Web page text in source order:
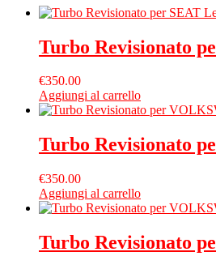
Turbo Revisionato
€350.00
Aggiungi al carrello
Turbo Revisionato
€350.00
Aggiungi al carrello
Turbo Revisionato